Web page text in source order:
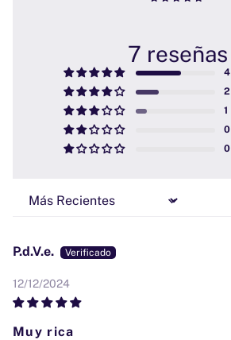
7 reseñas
4
2
1
0
0
Sort by
12/12/2024
P.d.V.e.
Muy rica